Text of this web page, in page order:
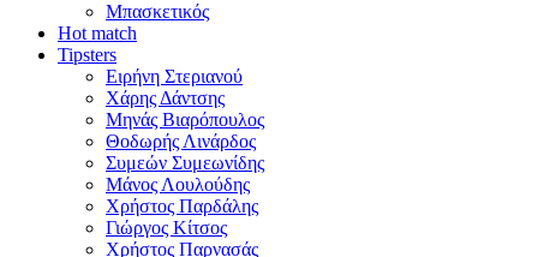
Μπασκετικός
Hot match
Tipsters
Ειρήνη Στεριανού
Χάρης Δάντσης
Μηνάς Βιαρόπουλος
Θοδωρής Λινάρδος
Συμεών Συμεωνίδης
Μάνος Λουλούδης
Χρήστος Παρδάλης
Γιώργος Κίτσος
Χρήστος Παρνασάς